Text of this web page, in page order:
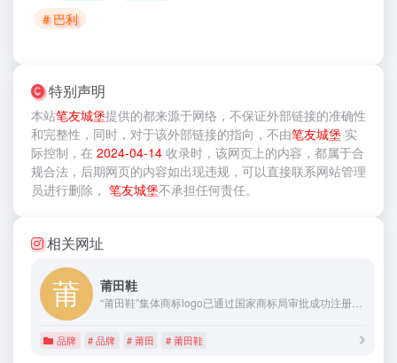
# 巴利
特别声明
本站笔友城堡提供的都来源于网络，不保证外部链接的准确性
和完整性，同时，对于该外部链接的指向，不由笔友城堡 实
际控制，在 2024-04-14 收录时，该网页上的内容，都属于合
规合法，后期网页的内容如出现违规，可以直接联系网站管理
员进行删除， 笔友城堡不承担任何责任。
相关网址
莆田鞋
“莆田鞋”集体商标logo已通过国家商标局审批成功注册，我们实行“1+N”创牌策略，打造“莆田鞋”区域性品牌的同时，赋能鞋企孵化自主品牌。
品牌 # 品牌 # 莆田 # 莆田鞋